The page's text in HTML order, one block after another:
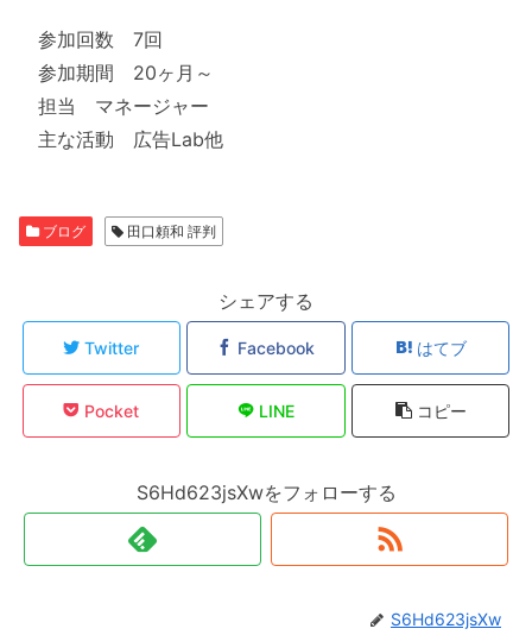
参加回数 7回
参加期間 20ヶ月～
担当 マネージャー
主な活動 広告Lab他
ブログ 田口頼和 評判
シェアする
Twitter Facebook はてブ
Pocket LINE コピー
S6Hd623jsXwをフォローする
S6Hd623jsXw